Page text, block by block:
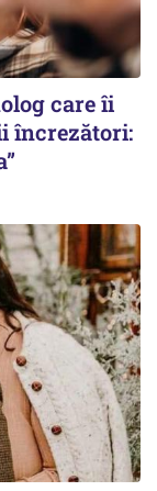
care îi
încrezători: